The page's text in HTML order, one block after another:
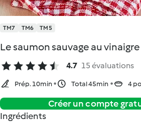
TM7 TM6 TM5
Le saumon sauvage au
4.7 15 évaluations
Prép. 10min Total 45min 4
Créer un compte
Ingrédients